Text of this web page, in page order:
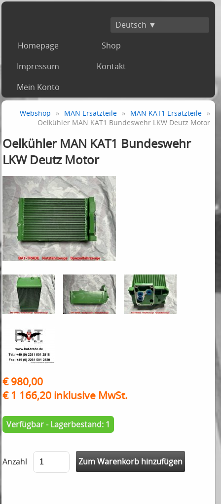
Deutsch ▼
Homepage
Shop
Impressum
Kontakt
Mein Konto
Webshop » MAN Ersatzteile » MAN KAT1 Ersatzteile »
Oelkühler MAN KAT1 Bundeswehr LKW Deutz Motor
Oelkühler MAN KAT1 Bundeswehr
LKW Deutz Motor
€ 980,00
€ 1 166,20 inklusive MwSt.
Verfügbar - Lagerbestand: 1
Anzahl